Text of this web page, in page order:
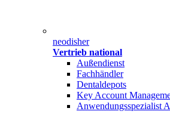
neodisher
Vertrieb national
Außendienst
Fachhändler
Dentaldepots
Key Account
Anwendungsspezialist